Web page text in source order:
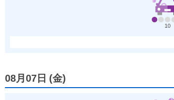
10
08月07日 (金)